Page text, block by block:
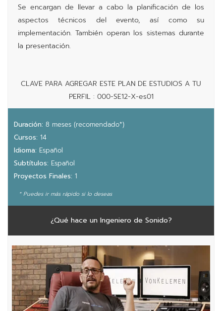
Se encargan de llevar a cabo la planificación de los
aspectos técnicos del evento, así como su
implementación. También operan los sistemas durante
la presentación.
CLAVE PARA AGREGAR ESTE PLAN DE ESTUDIOS A TU
PERFIL : 000-SE12-X-es01
Duración: 8 meses (recomendado*)
Cursos: 14
Idioma: Español
Subtítulos: Español
Proyectos Finales: 1
* Puedes ir más rápido si lo deseas
¿Qué hace un Ingeniero de Sonido?